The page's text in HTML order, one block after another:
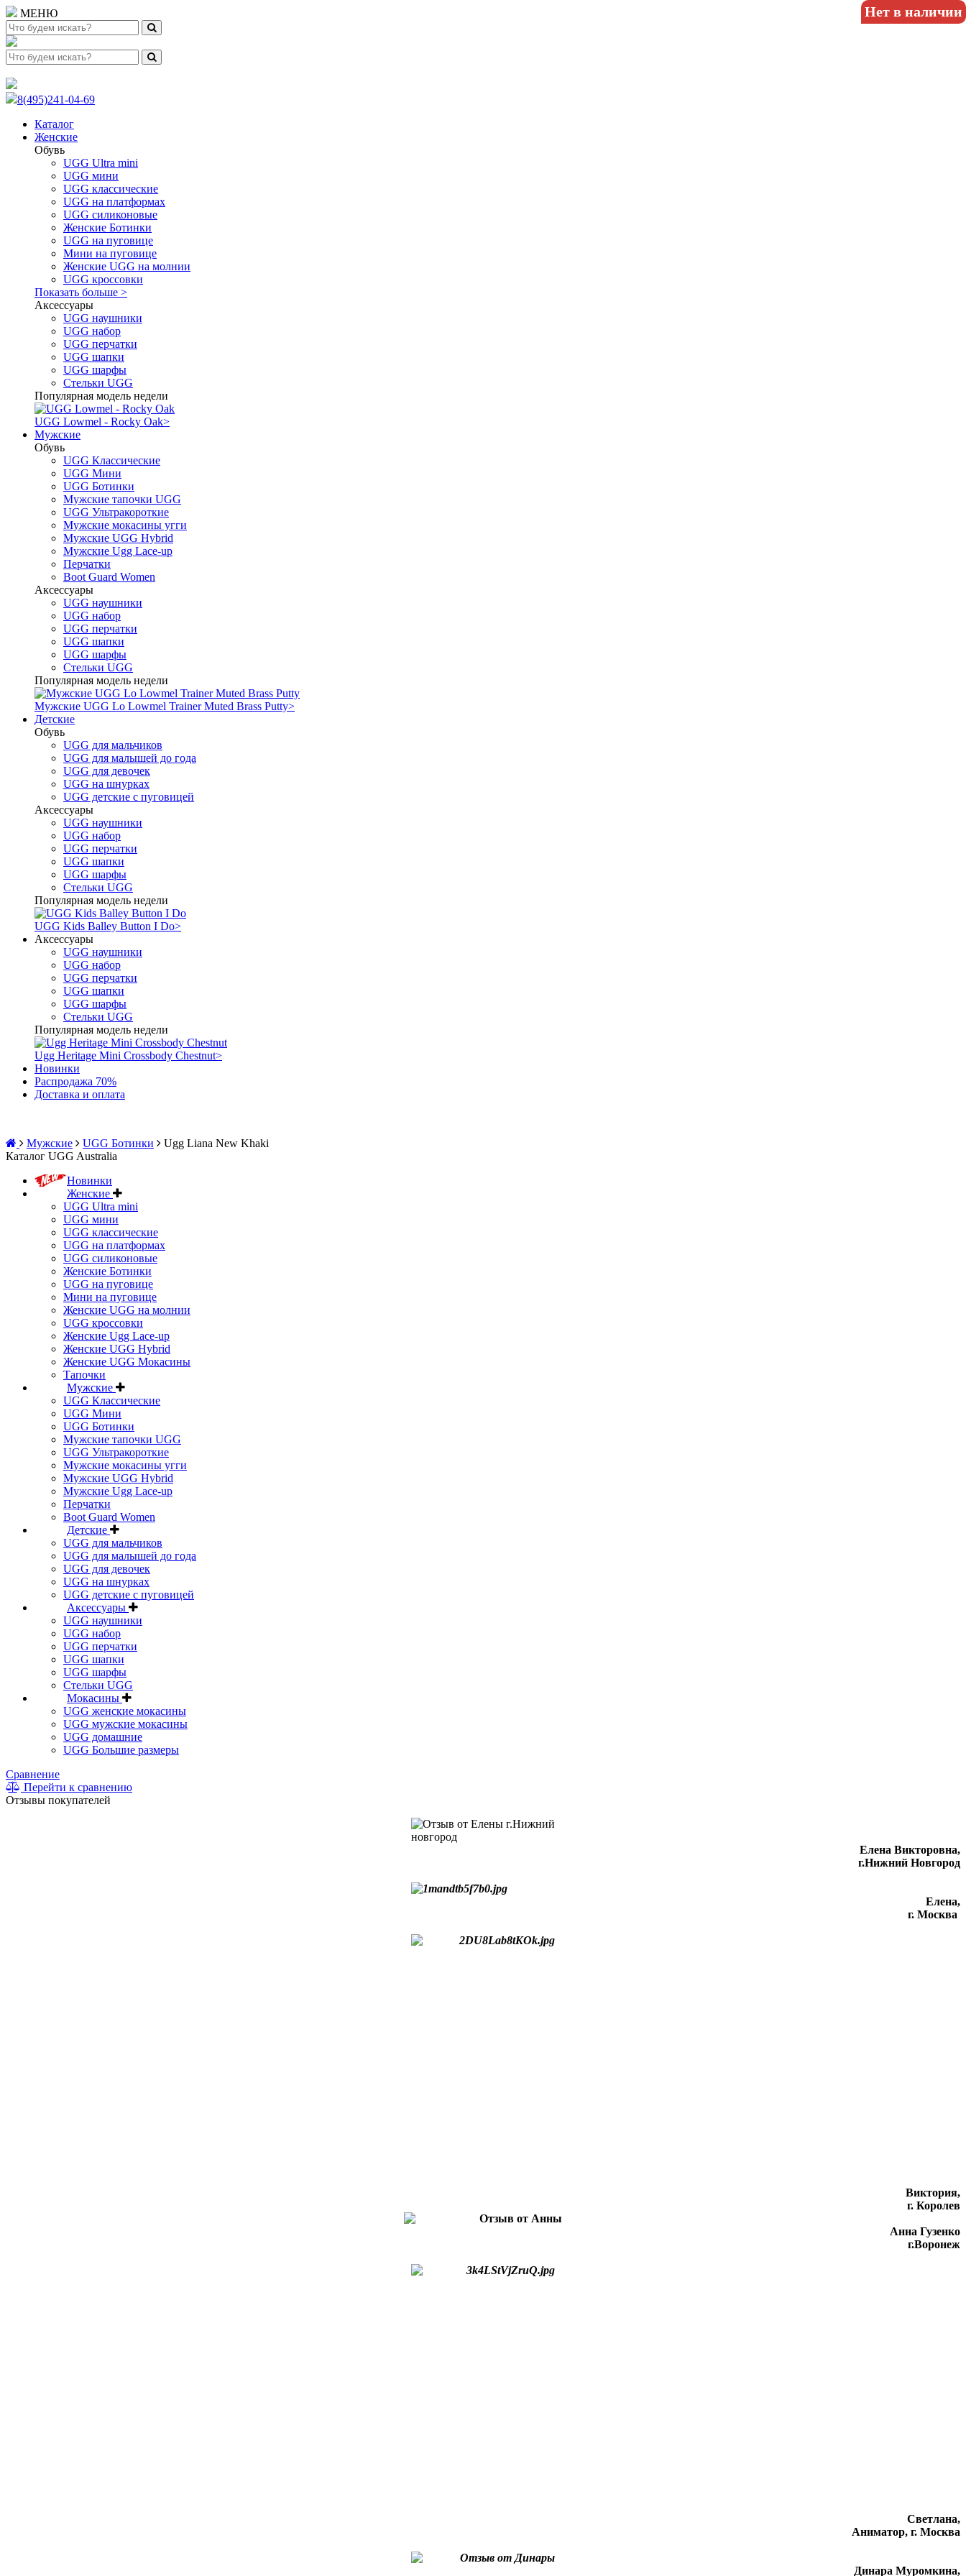
МЕНЮ
8(495)241-04-69
Каталог
Женские
Обувь
UGG Ultra mini
UGG мини
UGG классические
UGG на платформах
UGG силиконовые
Женские Ботинки
UGG на пуговице
Мини на пуговице
Женские UGG на молнии
UGG кроссовки
Показать больше >
Аксессуары
UGG наушники
UGG набор
UGG перчатки
UGG шапки
UGG шарфы
Стельки UGG
Популярная модель недели
UGG Lowmel - Rocky Oak>
Мужские
Обувь
UGG Классические
UGG Мини
UGG Ботинки
Мужские тапочки UGG
UGG Ультракороткие
Мужские мокасины угги
Мужские UGG Hybrid
Мужские Ugg Lace-up
Перчатки
Boot Guard Women
Аксессуары
UGG наушники
UGG набор
UGG перчатки
UGG шапки
UGG шарфы
Стельки UGG
Популярная модель недели
Мужские UGG Lo Lowmel Trainer Muted Brass Putty>
Детские
Обувь
UGG для мальчиков
UGG для малышей до года
UGG для девочек
UGG на шнурках
UGG детские с пуговицей
Аксессуары
UGG наушники
UGG набор
UGG перчатки
UGG шапки
UGG шарфы
Стельки UGG
Популярная модель недели
UGG Kids Balley Button I Do>
Аксессуары
UGG наушники
UGG набор
UGG перчатки
UGG шапки
UGG шарфы
Стельки UGG
Популярная модель недели
Ugg Heritage Mini Crossbody Chestnut>
Новинки
Распродажа 70%
Доставка и оплата
Мужские UGG Ботинки
Ugg Liana New Khaki
Каталог UGG Australia
Новинки
Женские
UGG Ultra mini
UGG мини
UGG классические
UGG на платформах
UGG силиконовые
Женские Ботинки
UGG на пуговице
Мини на пуговице
Женские UGG на молнии
UGG кроссовки
Женские Ugg Lace-up
Женские UGG Hybrid
Женские UGG Мокасины
Тапочки
Мужские
UGG Классические
UGG Мини
UGG Ботинки
Мужские тапочки UGG
UGG Ультракороткие
Мужские мокасины угги
Мужские UGG Hybrid
Мужские Ugg Lace-up
Перчатки
Boot Guard Women
Детские
UGG для мальчиков
UGG для малышей до года
UGG для девочек
UGG на шнурках
UGG детские с пуговицей
Аксессуары
UGG наушники
UGG набор
UGG перчатки
UGG шапки
UGG шарфы
Стельки UGG
Мокасины
UGG женские мокасины
UGG мужские мокасины
UGG домашние
UGG Большие размеры
Сравнение
Перейти к сравнению
Отзывы покупателей
Елена Викторовна,
г.Нижний Новгород
Елена,
г. Москва
Виктория,
г. Королев
Анна Гузенко
г.Воронеж
Светлана,
Аниматор, г. Москва
Динара Муромкина,
Нет в наличии